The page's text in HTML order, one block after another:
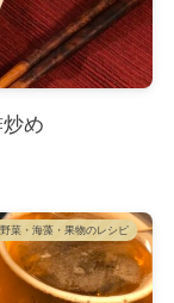
め
野菜・海藻・果物のレシピ